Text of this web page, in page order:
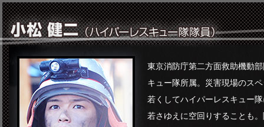
東京消防庁第二方面救助機動
キュー隊所属。災害現場のス
若くしてハイパーレスキュー
若さゆえに空回りすることも